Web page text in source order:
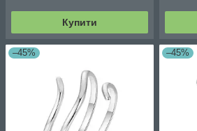
Купити
–45% –45%